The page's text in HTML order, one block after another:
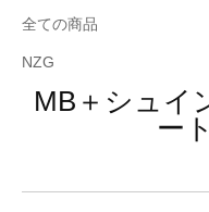
全ての商品
NZG
MB＋シュイ
ー